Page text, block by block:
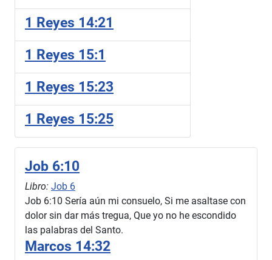
1 Reyes 14:21
1 Reyes 15:1
1 Reyes 15:23
1 Reyes 15:25
Job 6:10
Libro: Job 6
Job 6:10 Sería aún mi consuelo, Si me asaltase con
dolor sin dar más tregua, Que yo no he escondido
las palabras del Santo.
Marcos 14:32